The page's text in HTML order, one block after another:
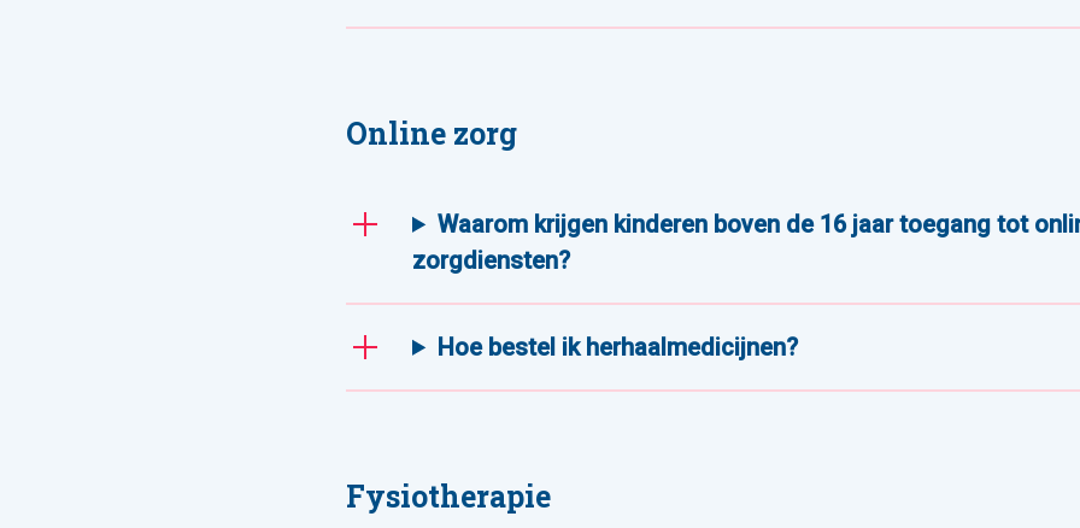
Online zorg
Waarom krijgen kinderen boven de 16 jaar toegang tot
zorgdiensten?
Hoe bestel ik herhaalmedicijnen?
Fysiotherapie